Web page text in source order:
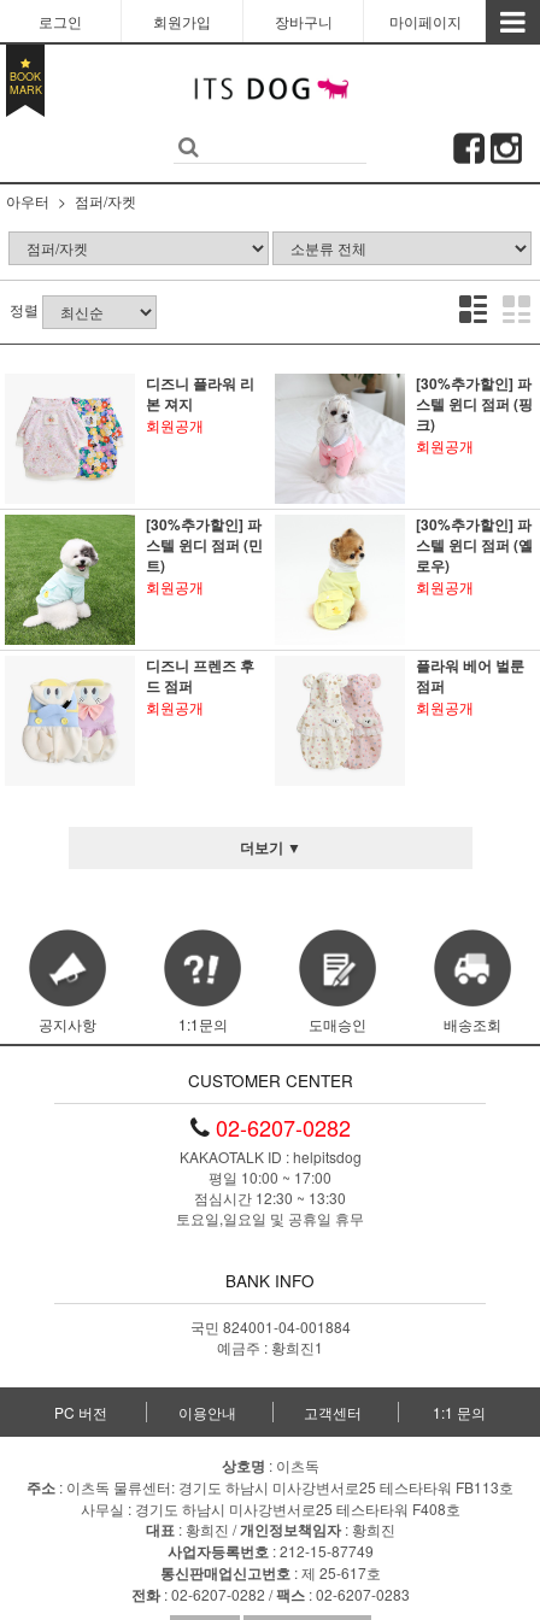
로그인 회원가입 장바구니 마이페이지
BOOK
MARK
아우터 점퍼/자켓
정렬
디즈니 플라워 리
본 져지
회원공개
[30%추가할인] 파
스텔 윈디 점퍼 (핑
크)
회원공개
[30%추가할인] 파
스텔 윈디 점퍼 (민
트)
회원공개
[30%추가할인] 파
스텔 윈디 점퍼 (옐
로우)
회원공개
디즈니 프렌즈 후
드 점퍼
회원공개
플라워 베어 벌룬
점퍼
회원공개
더보기 ▼
공지사항 1:1문의 도매승인 배송조회
CUSTOMER CENTER
02-6207-0282
KAKAOTALK ID : helpitsdog
평일 10:00 ~ 17:00
점심시간 12:30 ~ 13:30
토요일,일요일 및 공휴일 휴무
BANK INFO
국민 824001-04-001884
예금주 : 황희진1
PC 버전 이용안내 고객센터 1:1 문의
상호명 : 이츠독
주소 : 이츠독 물류센터: 경기도 하남시 미사강변서로25 테스타타워 FB113호
사무실 : 경기도 하남시 미사강변서로25 테스타타워 F408호
대표 : 황희진 /개인정보책임자: 황희진
사업자등록번호 : 212-15-87749
통신판매업신고번호 : 제 25-617호
전화: 02-6207-0282 /팩스: 02-6207-0283